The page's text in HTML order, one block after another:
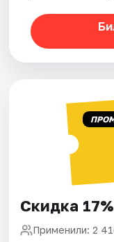
Скидка
Применили: 2